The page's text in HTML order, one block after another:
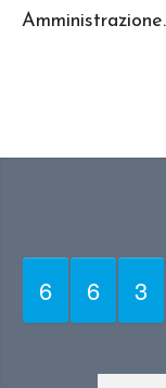
Amministrazione.
6 6 3